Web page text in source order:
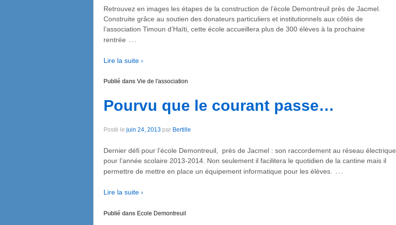
Retrouvez en images les étapes de la construction de l’école Demontreuil près de Jacmel.
Construite grâce au soutien des donateurs particuliers et institutionnels aux côtés de
l’association Timoun d’Haïti, cette école accueillera plus de 300 élèves à la prochaine
rentrée …
Lire la suite ›
Publié dans Vie de l'association
Pourvu que le courant passe…
Posté le juin 24, 2013 par Bertille
Dernier défi pour l’école Demontreuil, près de Jacmel : son raccordement au réseau électrique
pour l’année scolaire 2013-2014. Non seulement il facilitera le quotidien de la cantine mais il
permettre de mettre en place un équipement informatique pour les élèves.
…
Lire la suite ›
Publié dans Ecole Demontreuil